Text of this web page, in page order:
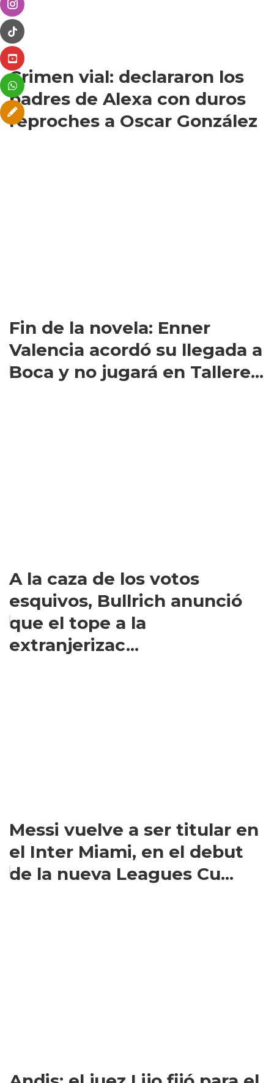
Crimen vial: declararon los
padres de Alexa con duros
reproches a Oscar González
Fin de la novela: Enner
Valencia acordó su llegada a
Boca y no jugará en Tallere...
A la caza de los votos
esquivos, Bullrich anunció
que el tope a la
extranjerizac...
Messi vuelve a ser titular en
el Inter Miami, en el debut
de la nueva Leagues Cu...